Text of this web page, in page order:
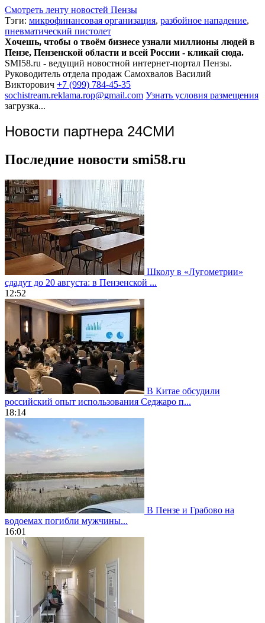
Смотреть ленту новостей Пензы
Тэги: микрофинансовая организация, разбойное нападение,
пневматический пистолет
Хочешь, чтобы о твоём бизнесе узнали миллионы людей в
Пензе, Пензенской области и всей России - кликай сюда.
SMI58.ru - ведущий новостной интернет-портал Пензы.
Руководитель отдела продаж Самохвалов Василий
Викторович +7 (999) 784-45-35
sochistream.reklama.rop@gmail.com Узнать условия размещения
загрузка...
Новости партнера 24СМИ
Последние новости smi58.ru
Школу в «Лугометрии»
сдадут до 20 августа: в Пензенской ...
12:52
В Китае обсудили
российский опыт использования Седжаро п...
18:14
В Пензе и Грабово на
водоемах погибли мужчины...
16:01